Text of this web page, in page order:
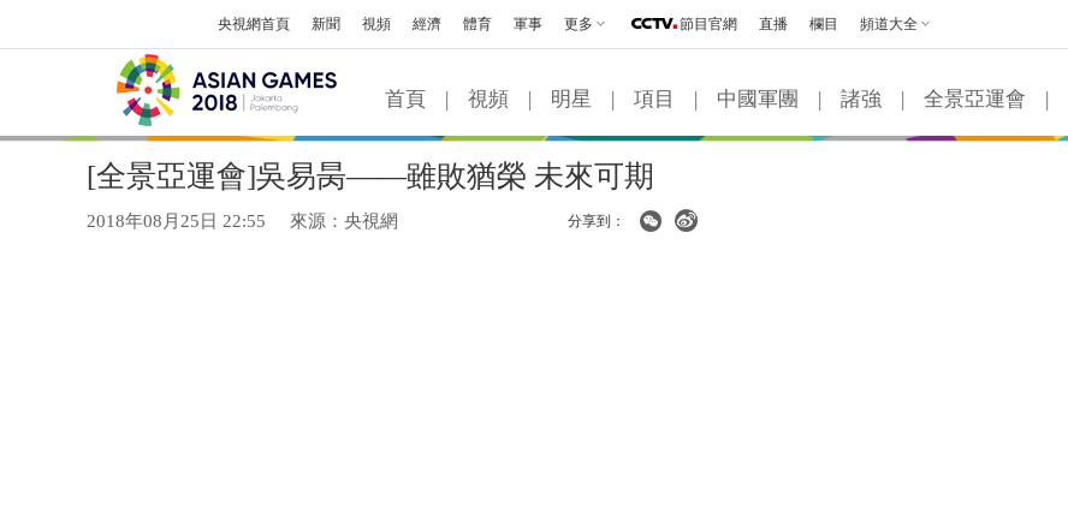
央視網首頁 新聞 視頻 經濟 體育 軍事 更多 節目官網 直播 欄目 頻道大全
首頁 | 視頻 | 明星 | 項目 | 中國軍團 | 諸強 | 全景亞運會 |
[全景亞運會]吳易昺——雖敗猶榮 未來可期
2018年08月25日 22:55 來源：央視網 分享到：